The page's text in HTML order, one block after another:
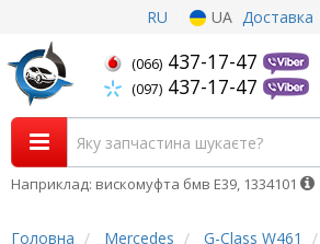
RU UA Доставка
(066) 437-17-47
(097) 437-17-47
Наприклад: вискомуфта бмв Е39, 1334101
Головна Mercedes G-Class W461